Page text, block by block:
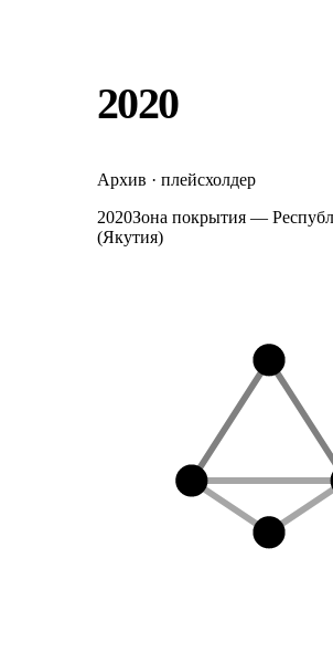
2020
Архив · плейсхолдер
2020Зона покрытия —
(Якутия)